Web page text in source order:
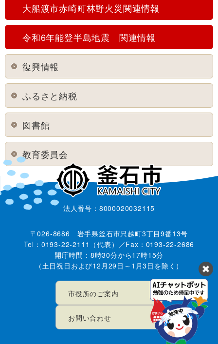
大船渡市赤崎町林野火災関連情報
令和6年能登半島地震 関連情報
復興情報
ふるさと納税
図書館
教育委員会
法人番号：8000020032115
〒026-8686 岩手県釜石市只越町3丁目9番13号
Tel：0193-22-2111（代表）／Fax：0193-22-2686
開庁時間：8時30分から17時15分
（土日祝日および12月29日～1月3日を除く）
市役所のご案内
お問い合わせ